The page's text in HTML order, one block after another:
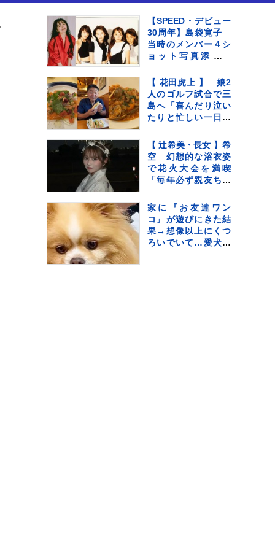
開幕☆
【SPEED・デビュー
30周年】島袋寛子
当時のメンバー４シ
ョット写真添えて
う ありがとう
SPEED」メッセージ
伝える
【 花田虎上 】 娘2
人のゴルフ試合で三
島へ「喜んだり泣い
たりと忙しい一日で
族で“お気に入りイタ
リアン”へ
【 辻希美・長女 】希
空 幻想的な浴衣姿
で花火大会を満喫
「毎年必ず親友ちゃ
「来年もたのしみだ
ね」
家に『お友達ワン
コ』が遊びにきた結
果→想像以上にくつ
ろいでいて…愛犬が